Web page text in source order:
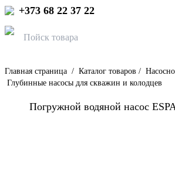
+373 68 22 37 22
Главная страница / Каталог товаров /
Глубинные насосы для скважин и колодцев
Погружной водяной насос